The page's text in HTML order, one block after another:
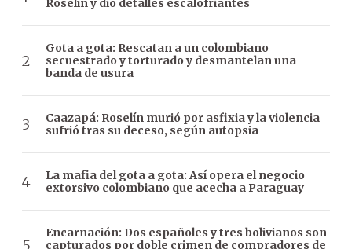
Roselín y dio detalles escalofriantes
Gota a gota: Rescatan a un colombiano
secuestrado y torturado y desmantelan una
banda de usura
Caazapá: Roselín murió por asfixia y la violencia
sufrió tras su deceso, según autopsia
La mafia del gota a gota: Así opera el negocio
extorsivo colombiano que acecha a Paraguay
Encarnación: Dos españoles y tres bolivianos son
capturados por doble crimen de compradores de